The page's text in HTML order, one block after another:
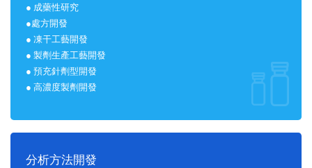
● 成藥性研究
●處方開發
● 凍干工藝開發
● 製劑生產工藝開發
● 預充針劑型開發
● 高濃度製劑開發
分析方法開發